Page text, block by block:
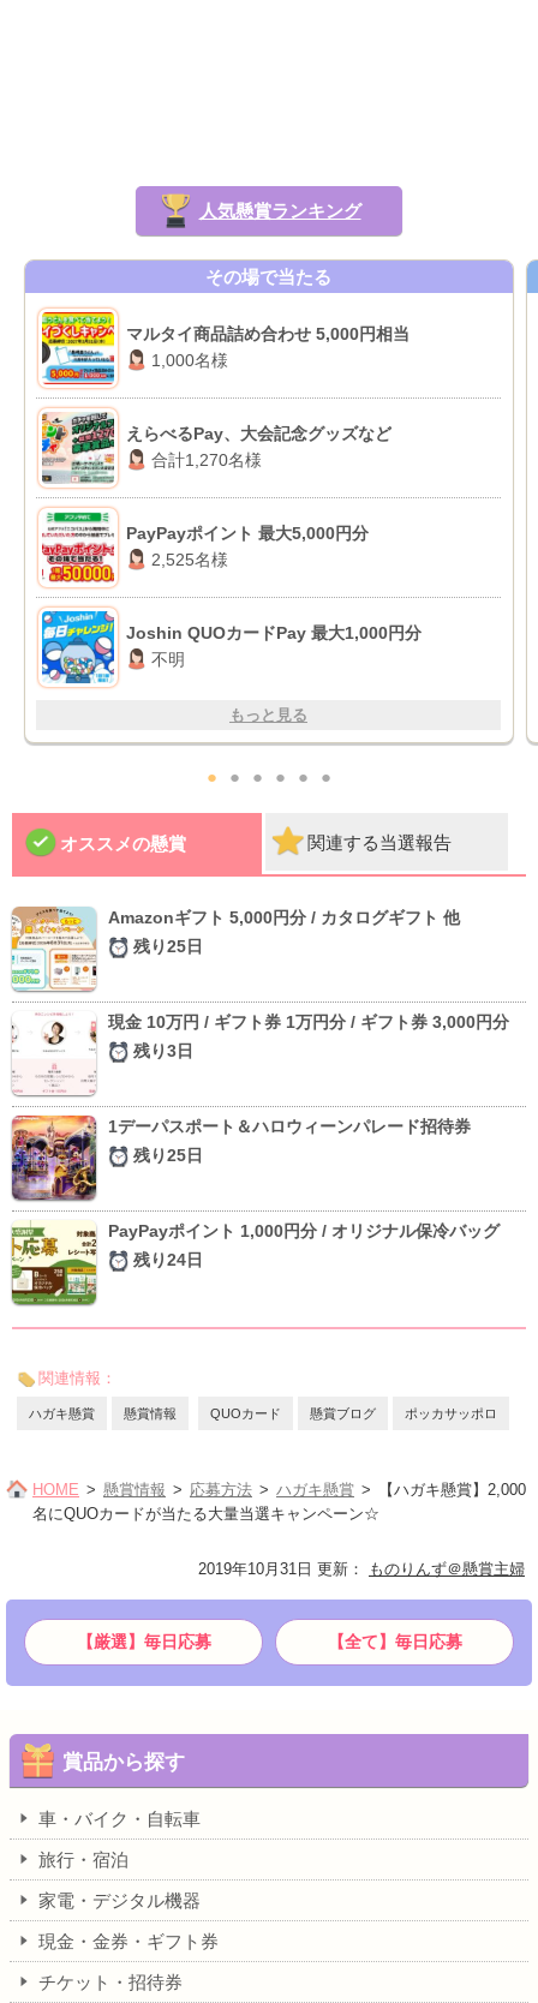
人気懸賞ランキング
その場で当たる
マルタイ商品詰め合わせ 5,000円相当
1,000名様
えらべるPay、大会記念グッズなど
合計1,270名様
PayPayポイント 最大5,000円分
2,525名様
Joshin QUOカードPay 最大1,000円分
不明
もっと見る
● ● ● ● ● ●
オススメの懸賞 関連する当選報告
Amazonギフト 5,000円分 / カタログギフト 他
残り25日
現金 10万円 / ギフト券 1万円分 / ギフト券 3,000円分
残り3日
1デーパスポート＆ハロウィーンパレード招待券
残り25日
PayPayポイント 1,000円分 / オリジナル保冷バッグ
残り24日
関連情報：
ハガキ懸賞 懸賞情報 QUOカード 懸賞ブログ ポッカサッポロ
HOME 懸賞情報 応募方法 ハガキ懸賞
【ハガキ懸賞】2,000
名にQUOカードが当たる大量当選キャンペーン☆
2019年10月31日 更新 ： ものりんず＠懸賞主婦
【厳選】毎日応募 【全て】毎日応募
賞品から探す
車・バイク・自転車
旅行・宿泊
家電・デジタル機器
現金・金券・ギフト券
チケット・招待券